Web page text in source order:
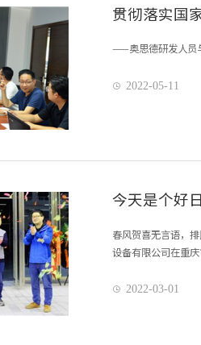
贯彻落实国
——奥思德研发人员
 2022-05-11
今天是个好
春风贺喜无言语，
设备有限公司在重
 2022-03-01